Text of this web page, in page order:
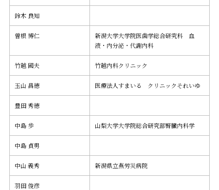
鈴木 良知
曽根 博仁
新潟大学大学院医歯学総合研究科 血
液・内分泌・代謝内科
竹越 國夫 竹越内科クリニック
玉山 昌徳 医療法人すまいる クリニックそれいゆ
豊田 秀徳
中島 歩 山梨大学大学院総合研究部腎臓内科学
中島 貞男
中山 義秀 新潟県立燕労災病院
羽田 俊彦